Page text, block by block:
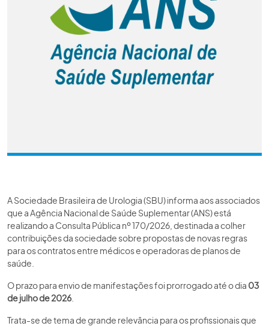
A Sociedade Brasileira de Urologia (SBU) informa aos associados
que a Agência Nacional de Saúde Suplementar (ANS) está
realizando a Consulta Pública nº 170/2026, destinada a colher
contribuições da sociedade sobre propostas de novas regras
para os contratos entre médicos e operadoras de planos de
saúde.
O prazo para envio de manifestações foi prorrogado até o dia 03
de julho de 2026
Trata-se de tema de grande relevância para os profissionais que